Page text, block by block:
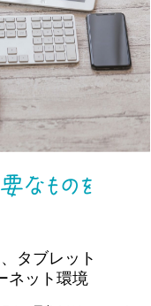
タブレット
ネット環境